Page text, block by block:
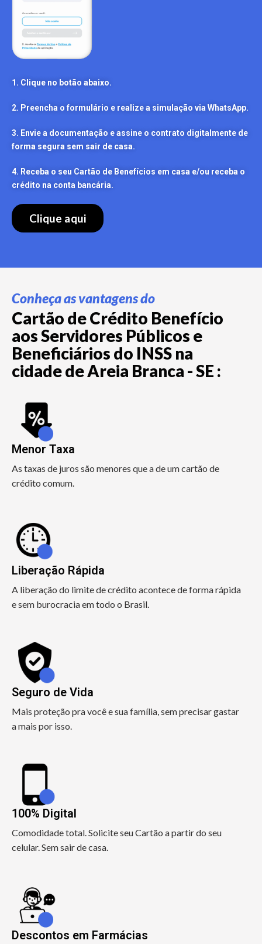
1. Clique no botão abaixo.
2. Preencha o formulário e realize a simulação via WhatsApp.
3. Envie a documentação e assine o contrato digitalmente de
forma segura sem sair de casa.
4. Receba o seu Cartão de Benefícios em casa e/ou receba o
crédito na conta bancária.
Clique aqui
Conheça as vantagens do
Cartão de Crédito Benefício
aos Servidores Públicos e
Beneficiários do INSS na
cidade de Areia Branca - SE :
Menor Taxa
As taxas de juros são menores que a de um cartão de
crédito comum.
Liberação Rápida
A liberação do limite de crédito acontece de forma rápida
e sem burocracia em todo o Brasil.
Seguro de Vida
Mais proteção pra você e sua família, sem precisar gastar
a mais por isso.
100% Digital
Comodidade total. Solicite seu Cartão a partir do seu
celular. Sem sair de casa.
Descontos em Farmácias